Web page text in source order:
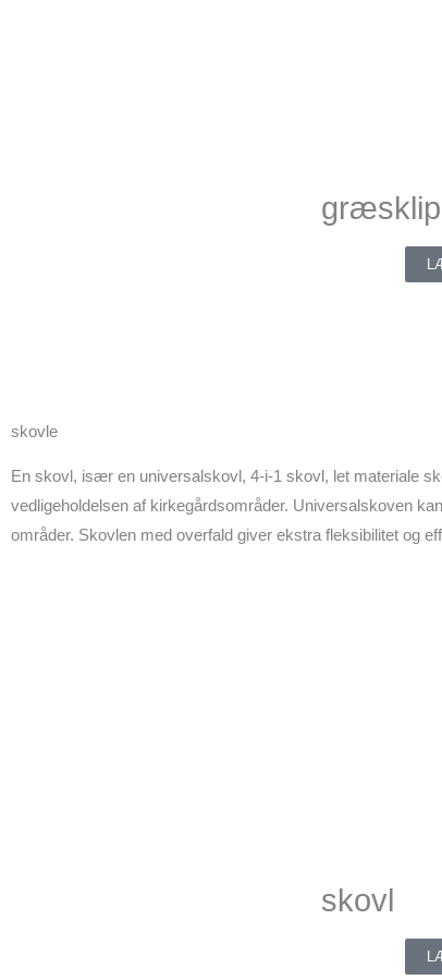
skovle
En skovl, især en universalskovl, 4-i-1 skovl, let materiale
vedligeholdelsen af kirkegårdsområder. Universalskoven
områder. Skovlen med overfald giver ekstra fleksibilitet og
skovl